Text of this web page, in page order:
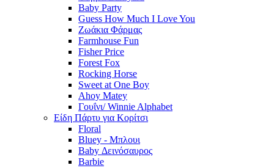
Baby Party
Guess How Much I Love You
Ζωάκια Φάρμας
Farmhouse Fun
Fisher Price
Forest Fox
Rocking Horse
Sweet at One Boy
Ahoy Matey
Γουΐνι/ Winnie Alphabet
Είδη Πάρτυ για Κορίτσι
Floral
Bluey - Μπλουι
Baby Δεινόσαυρος
Barbie